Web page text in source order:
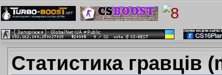
Статистика гравців